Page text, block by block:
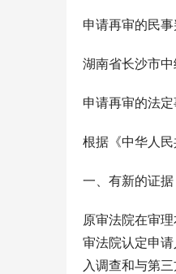
申请再审的民事
湖南省长沙市
申请再审的法
根据《中华人
一、有新的证据
原审法院在审
审法院认定申
入调查和与第